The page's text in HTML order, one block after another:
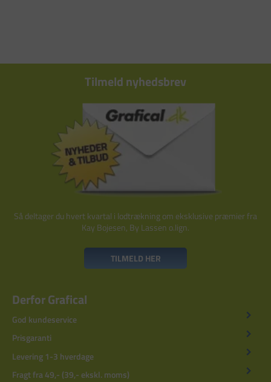
Tilmeld nyhedsbrev
Så deltager du hvert kvartal i lodtrækning om eksklusive præmier fra
Kay Bojesen, By Lassen o.lign.
TILMELD HER
Derfor Grafical
God kundeservice
Prisgaranti
Levering 1-3 hverdage
Fragt fra 49,- (39,- ekskl. moms)